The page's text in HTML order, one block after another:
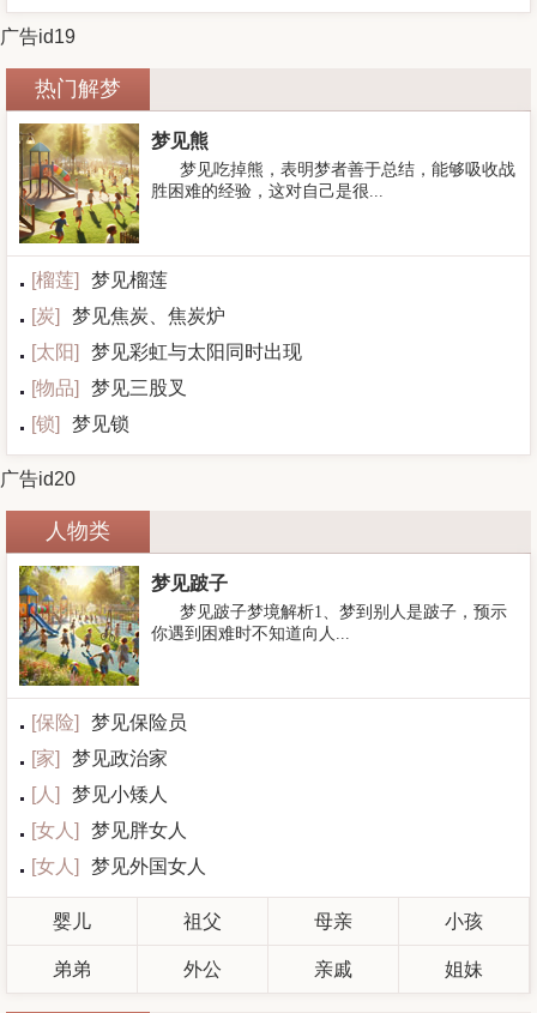
广告id19
热门解梦
梦见熊
梦见吃掉熊，表明梦者善于总结，能够吸收战
胜困难的经验，这对自己是很...
[榴莲]
梦见榴莲
[炭]
梦见焦炭、焦炭炉
[太阳]
梦见彩虹与太阳同时出现
[物品]
梦见三股叉
[锁] 梦见锁
广告id20
人物类
梦见跛子
梦见跛子梦境解析1、梦到别人是跛子，预示
你遇到困难时不知道向人...
[保险]
梦见保险员
[家]
梦见政治家
[人 ]
梦见小矮人
[女人 ]
梦见胖女人
[女人 ] 梦见外国女人
婴儿 祖父 母亲 小孩
弟弟 外公 亲戚 姐妹